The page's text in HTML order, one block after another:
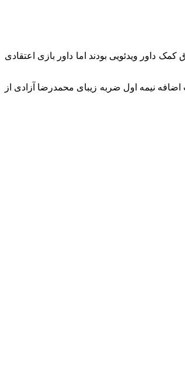
داور ویدئویی بودند اما داور بازی اعتقادی
اضافه نیمه اول ضربه زیبای محمدرضا آزادی از